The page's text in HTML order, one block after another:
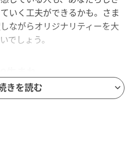
いく工夫ができるかも。さま
ながらオリジナリティーを大
でしょう。
14日の運勢〉
きを読む